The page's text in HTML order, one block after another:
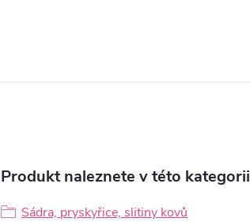
Produkt naleznete v této kategorii
Sádra, pryskyřice, slitiny kovů